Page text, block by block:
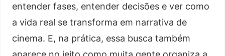
entender fases, entender decisões e ver como
a vida real se transforma em narrativa de
cinema. E, na prática, essa busca também